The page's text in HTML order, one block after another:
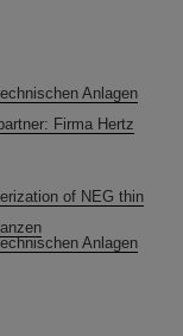
Anlagen
Firma Hertz
of NEG thin
Anlagen